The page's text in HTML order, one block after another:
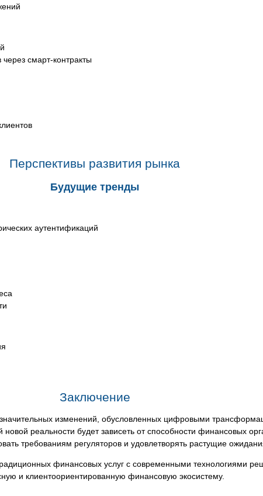
смарт-контракты
Перспективы развития рынка
Будущие тренды
аутентификаций
Заключение
значительных изменений, обусловленных цифровыми
реальности будет зависеть от способности финансовых
требованиям регуляторов и удовлетворять растущие
финансовых услуг с современными технологиями
и клиентоориентированную финансовую экосистему.